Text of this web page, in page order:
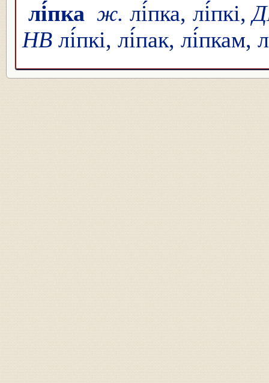
лі́пка ж. лі́пка, лі́пкі,
НВ лі́пкі, лі́пак, лі́пкам,